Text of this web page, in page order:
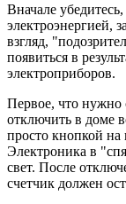
Вначале
электроэнергией,
взгляд,
появиться в
электроприборов.
Первое, что нужно
отключить в доме
просто кнопкой на
Электроника в
свет. После
счетчик должен